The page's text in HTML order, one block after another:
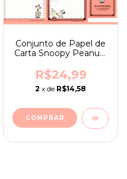
Conjunto de Papel de
Carta Snoopy Peanuts
R$24,99
2 x de R$14,58